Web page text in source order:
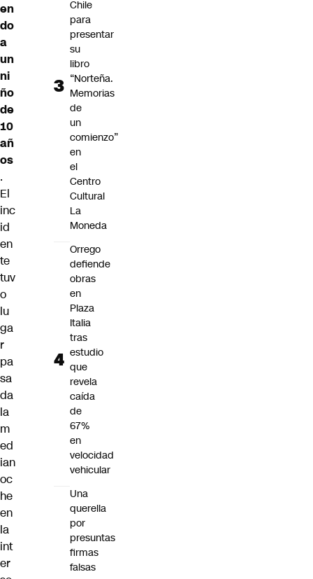
en
do
a
un
ni
ño
de
10
añ
os
.
El
inc
id
en
te
tuv
o
lu
ga
r
pa
sa
da
la
m
ed
ian
oc
he
en
la
int
er
Chile
para
presentar
su
libro
“Norteña.
Memorias
de
un
comienzo”
en
el
Centro
Cultural
La
Moneda
Orrego
defiende
obras
en
Plaza
Italia
tras
estudio
que
revela
caída
de
67%
en
velocidad
vehicular
Una
querella
por
presuntas
firmas
falsas